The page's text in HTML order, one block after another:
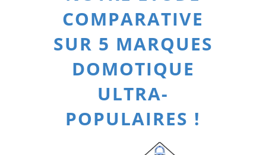
COMPARATIVE
SUR 5 MARQUES
DOMOTIQUE
ULTRA-
POPULAIRES !